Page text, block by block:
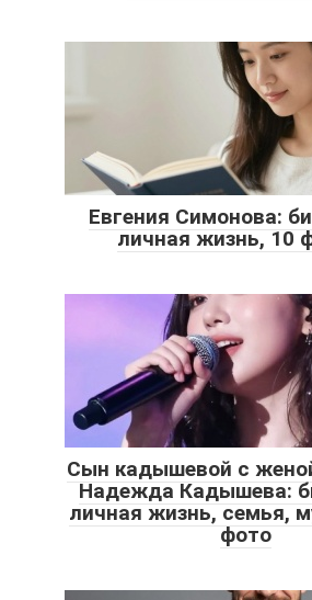
Евгения Симонова:
личная жизнь, 10
Сын кадышевой с
Надежда Кадышева:
личная жизнь, семья,
фото